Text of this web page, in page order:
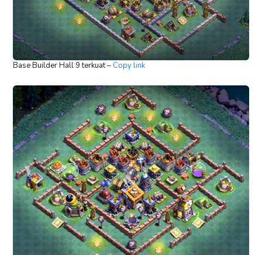
Base Builder Hall 9 terkuat – Copy link